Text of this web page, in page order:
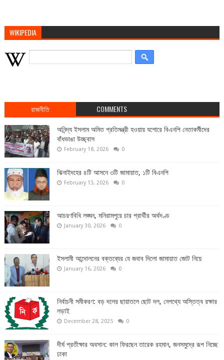
WIKIPEDIA
রাজনীতি COMMENTS
অনিন্দ্য ইসলাম অমিত প্রতিমন্ত্রী হওয়ায় যশোরে বিএনপি নেতাকর্মীদের
বাঁধভাঙা উচ্ছ্বাস
February 18, 2026 0
ঝিনাইদহের ৪টি আসনে ৩টি জামায়াত, ১টি বিএনপি
February 13, 2026 0
আচরণবিধি লঙ্ঘন, মনিরামপুরে চার প্রার্থীর অর্থদণ্ড
January 30, 2026 0
ইসলামী আন্দোলনের বক্তব্যের যে জবাব দিলো জামায়াত জোট নিয়ে
January 16, 2026 0
নির্বাচনী সমীকরণ: বড় দলের ছায়াতলে ছোট দল, নেপথ্যে অস্তিত্ব রক্ষার
লড়াই
December 28, 2025 0
দীর্ঘ প্রতীক্ষার অবসান: কাল ফিরছেন তারেক রহমান, জনসমুদ্রে রূপ নিচ্ছে
ঢাকা